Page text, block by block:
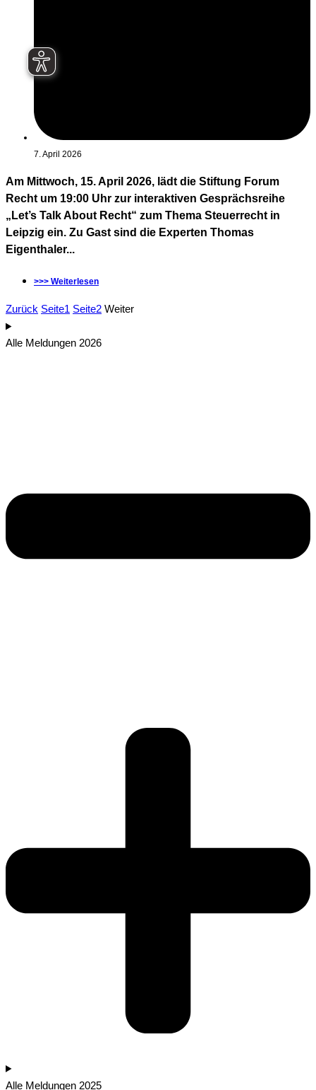
7. April 2026
Am Mittwoch, 15. April 2026, lädt die Stiftung Forum
Recht um 19:00 Uhr zur interaktiven Gesprächsreihe
„Let’s Talk About Recht“ zum Thema Steuerrecht in
Leipzig ein. Zu Gast sind die Experten Thomas
Eigenthaler...
>>> Weiterlesen
Zurück Seite1 Seite2 Weiter
Alle Meldungen 2026
Alle Meldungen 2025